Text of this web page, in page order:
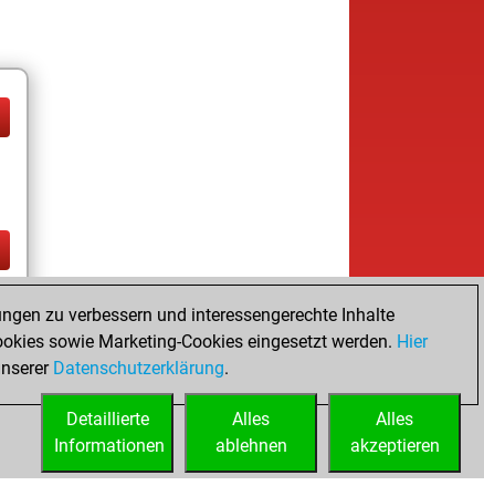
zu verbessern und interessengerechte Inhalte
sowie Marketing-Cookies eingesetzt werden. Hier
Datenschutzerklärung.
Alles
akzeptieren
Alles
ablehnen
Detaillierte
Informationen